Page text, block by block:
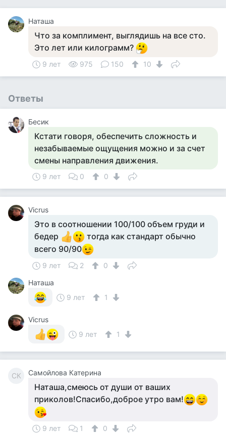
Наташа
Что за комплимент, выглядишь на все сто.
Это лет или килограмм?
9 лет 975 150 10
Ответы
Бесик
Кстати говоря, обеспечить сложность и
незабываемые ощущения можно и за счет
смены направления движения.
9 лет 0 0
Vicrus
Это в соотношении 100/100 объем груди и
бедер
тогда как стандарт обычно
всего 90/90
9 лет 2
0
Наташа
9 лет
1
Vicrus
9 лет
1
СК Самойлова Катерина
Наташа,смеюсь от души от ваших
приколов!Спасибо,доброе утро вам!
9 лет 1
0